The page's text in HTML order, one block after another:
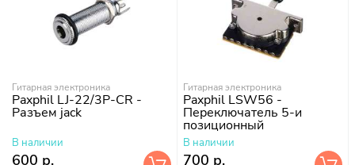
Гитарная электроника
Paxphil LJ-22/3P-CR -
Разъем jack
В наличии
600 р.
Гитарная электроника
Paxphil LSW56 -
Переключатель 5-и
позиционный
В наличии
700 р.